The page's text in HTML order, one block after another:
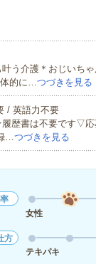
う介護＊おじいち
体的に…つづきを見る
/ 英語力不要
歴書は不要です▽応
…つづきを見る
女性
方
テキパキ